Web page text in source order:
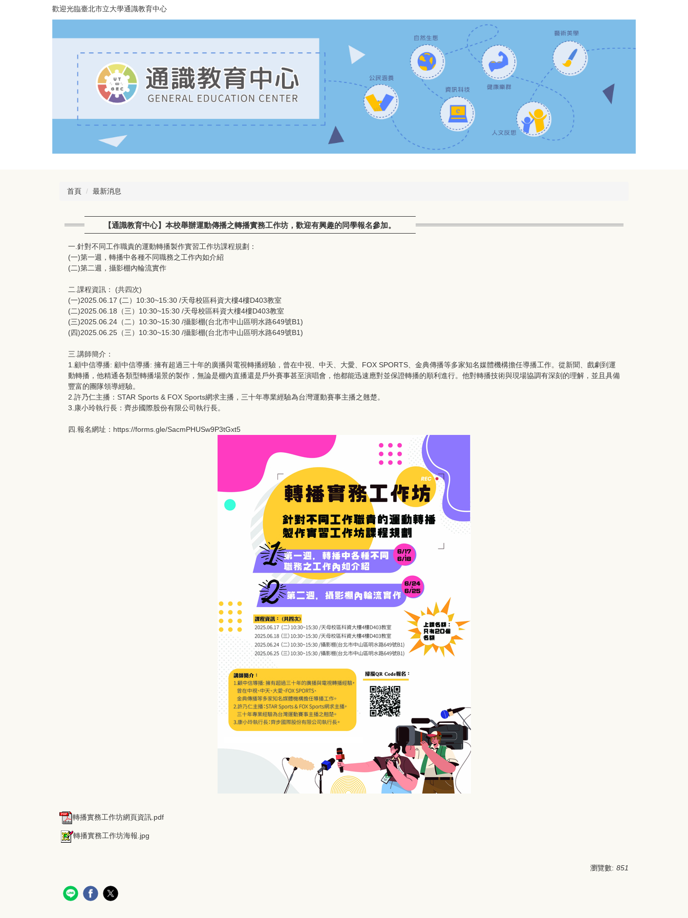
歡迎光臨臺北市立大學通識教育中心
首頁 最新消息
【通識教育中心】本校舉辦運動傳播之轉播實務工作坊，歡迎有興趣的同學報名參加。
一.針對不同工作職責的運動轉播製作實習工作坊課程規劃：
(一)第一週，轉播中各種不同職務之工作內如介紹
(二)第二週，攝影棚內輪流實作
二.課程資訊： (共四次)
(一)2025.06.17 (二）10:30~15:30 /天母校區科資大樓4樓D403教室
(二)2025.06.18（三）10:30~15:30 /天母校區科資大樓4樓D403教室
(三)2025.06.24（二）10:30~15:30 /攝影棚(台北市中山區明水路649號B1)
(四)2025.06.25（三）10:30~15:30 /攝影棚(台北市中山區明水路649號B1)
三.講師簡介：
1.顧中信導播: 顧中信導播: 擁有超過三十年的廣播與電視轉播經驗，曾在中視、中天、大愛、FOX SPORTS、金典傳播等多家知名媒體機構擔任導播工作。從新聞、戲劇到運
動轉播，他精通各類型轉播場景的製作，無論是棚內直播還是戶外賽事甚至演唱會，他都能迅速應對並保證轉播的順利進行。他對轉播技術與現場協調有深刻的理解，並且具備
豐富的團隊領導經驗。
2.許乃仁主播：STAR Sports & FOX Sports網求主播，三十年專業經驗為台灣運動賽事主播之翹楚。
3.康小玲執行長：齊步國際股份有限公司執行長。
四.報名網址：https://forms.gle/SacmPHUSw9P3tGxt5
轉播實務工作坊網頁資訊.pdf
轉播實務工作坊海報.jpg
瀏覽數: 851